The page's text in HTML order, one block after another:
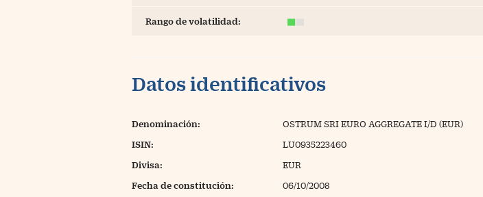
Rango de volatilidad:
Datos identificativos
Denominación: OSTRUM SRI EURO AGGREGATE I/D (EUR)
ISIN: LU0935223460
Divisa: EUR
Fecha de constitución: 06/10/2008